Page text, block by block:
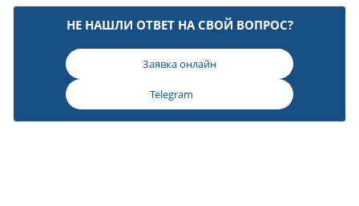
НЕ НАШЛИ ОТВЕТ НА СВОЙ ВОПРОС?
Заявка онлайн
Telegram